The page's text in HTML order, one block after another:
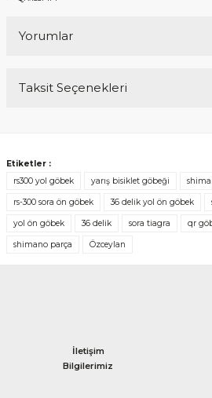
Yorumlar
Taksit Seçenekleri
Etiketler :
rs300 yol göbek
yarış bisiklet göbeği
rs-300 sora ön göbek 36 delik yol ön göbek
yol ön göbek 36 delik sora tiagra qr
shimano parça Özceylan
İletişim
Bilgilerimiz